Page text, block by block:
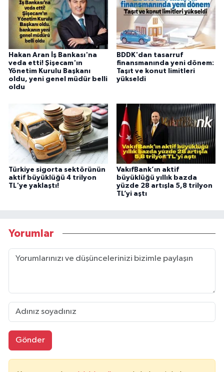
Hakan Aran İş Bankası'na
veda etti! Şişecam'ın
Yönetim Kurulu Başkanı
oldu, yeni genel müdür belli
oldu
BDDK'dan tasarruf
finansmanında yeni dönem:
Taşıt ve konut limitleri
yükseldi
Türkiye sigorta sektörünün
aktif büyüklüğü 4 trilyon
TL'ye yaklaştı!
VakıfBank’ın aktif
büyüklüğü yıllık bazda
yüzde 28 artışla 5,8 trilyon
TL’yi aştı
Yorumlar
Gönder